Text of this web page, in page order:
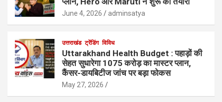
June 4, 2026 adminsatya
उत्तराखंड ट्रेंडिंग विविध
Uttarakhand Health Budget : पहाड़ों की
सेहत सुधारेगा 1075 करोड़ का मास्टर प्लान,
कैंसर-डायबिटीज जांच पर बड़ा फोकस
May 27, 2026